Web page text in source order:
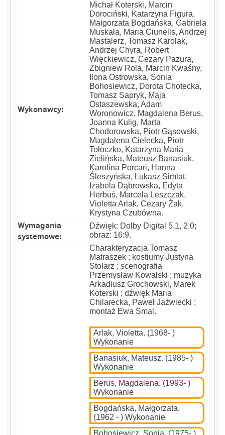
Wykonawcy:
Michał Koterski, Marcin
Dorociński, Katarzyna Figura,
Małgorzata Bogdańska, Gabriela
Muskała, Maria Ciunelis, Andrzej
Mastalerz, Tomasz Karolak,
Andrzej Chyra, Robert
Więckiewicz, Cezary Pazura,
Zbigniew Rola, Marcin Kwaśny,
Ilona Ostrowska, Sonia
Bohosiewicz, Dorota Chotecka,
Tomasz Sapryk, Maja
Ostaszewska, Adam
Woronowicz, Magdalena Berus,
Joanna Kulig, Marta
Chodorowska, Piotr Gąsowski,
Magdalena Cielecka, Piotr
Tołoczko, Katarzyna Maria
Zielińska, Mateusz Banasiuk,
Karolina Porcari, Hanna
Śleszyńska, Łukasz Simlat,
Izabela Dąbrowska, Edyta
Herbuś, Marcela Leszczak,
Violetta Arlak, Cezary Żak,
Krystyna Czubówna.
Wymagania
systemowe:
Dźwięk: Dolby Digital 5.1, 2.0;
obraz: 16:9.
Charakteryzacja Tomasz
Matraszek ; kostiumy Justyna
Stolarz ; scenografia
Przemysław Kowalski ; muzyka
Arkadiusz Grochowski, Marek
Koterski ; dźwięk Maria
Chilarecka, Paweł Jaźwiecki ;
montaż Ewa Smal.
Arlak, Violetta. (1968- )
Wykonanie
Banasiuk, Mateusz. (1985- )
Wykonanie
Berus, Magdalena. (1993- )
Wykonanie
Bogdańska, Małgorzata.
(1962 - ) Wykonanie